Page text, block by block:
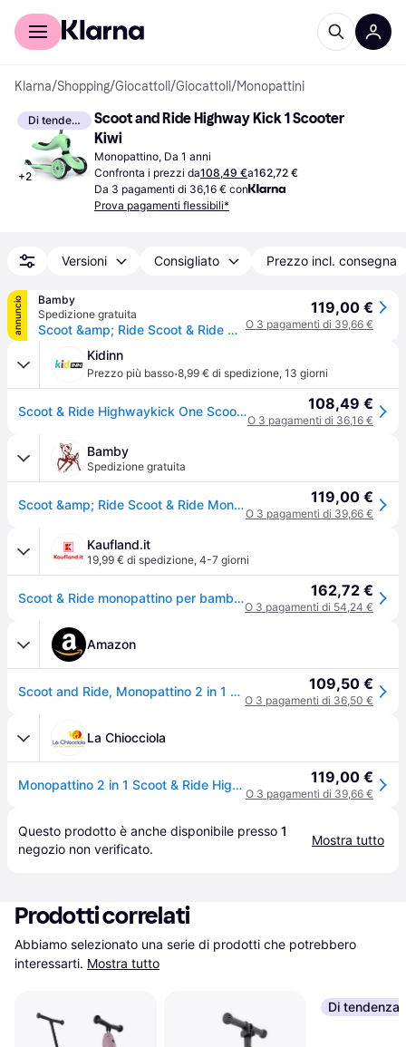
Per il tuo shopping
Klarna/Shopping/Giocattoli/Giocattoli/Monopattini
Di tendenza
+2
Scoot and Ride Highway Kick 1 Scooter
Kiwi
Monopattino, Da 1 anni
Confronta i prezzi da108,49 €a162,72 €
Da 3 pagamenti di 36,16 € con
Prova pagamenti flessibili*
Versioni Consigliato Prezzo incl. consegna
annuncio
Bamby
Spedizione gratuita
Scoot &amp; Ride Scoot & Ride Monopattino e Triciclo 2in1 Highwaykick 1 Kiwi Kiwi
119,00 €
O 3 pagamenti di 39,66 €
Kidinn
Prezzo più basso·8,99 € di spedizione, 13 giorni
Scoot & Ride Highwaykick One Scooter Verde Bambini 108,49 €
O 3 pagamenti di 36,16 €
Bamby
Spedizione gratuita
Scoot &amp; Ride Scoot & Ride Monopattino e Triciclo 2in1 Highwaykick 1 Kiwi Kiwi 119,00 €
O 3 pagamenti di 39,66 €
Kaufland.it
19,99 € di spedizione, 4-7 giorni
Scoot & Ride monopattino per bambini Highwaykick 1 162,72 €
O 3 pagamenti di 54,24 €
Amazon
Scoot and Ride, Monopattino 2 in 1 per bambini Highway Kick 1, con sedile (colore kiwi) 1, 57,5 x 17,5 x 26,5 cm, 3531, verde 109,50 €
O 3 pagamenti di 36,50 €
La Chiocciola
Monopattino 2 in 1 Scoot & Ride Highwaykick 1 Verde Kiwi 119,00 €
O 3 pagamenti di 39,66 €
Questo prodotto è anche disponibile presso 1
negozio non verificato.
Mostra tutto
Prodotti correlati
Abbiamo selezionato una serie di prodotti che potrebbero
interessarti. Mostra tutto
Di tendenza